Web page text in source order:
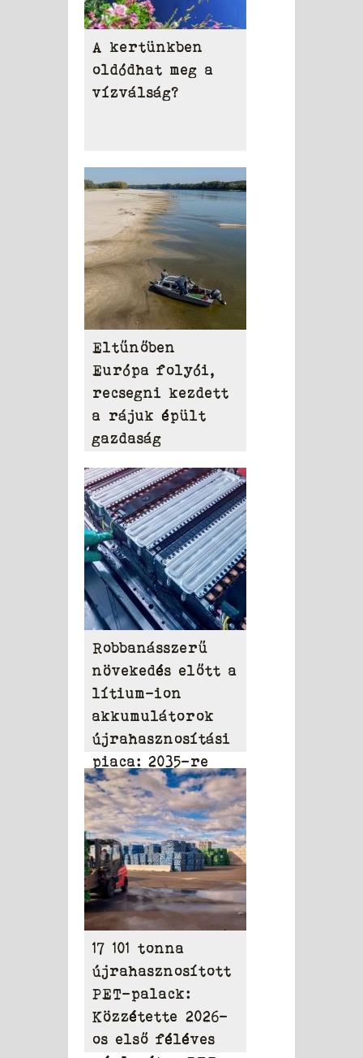
A kertünkben
oldódhat meg a
vízválság?
Eltűnőben
Európa folyói,
recsegni kezdett
a rájuk épült
gazdaság
Robbanásszerű
növekedés előtt a
lítium-ion
akkumulátorok
újrahasznosítási
piaca: 2035-re
elérheti a 31,95
milliárd dollárt
17 101 tonna
újrahasznosított
PET-palack:
Közzétette 2026-
os első féléves